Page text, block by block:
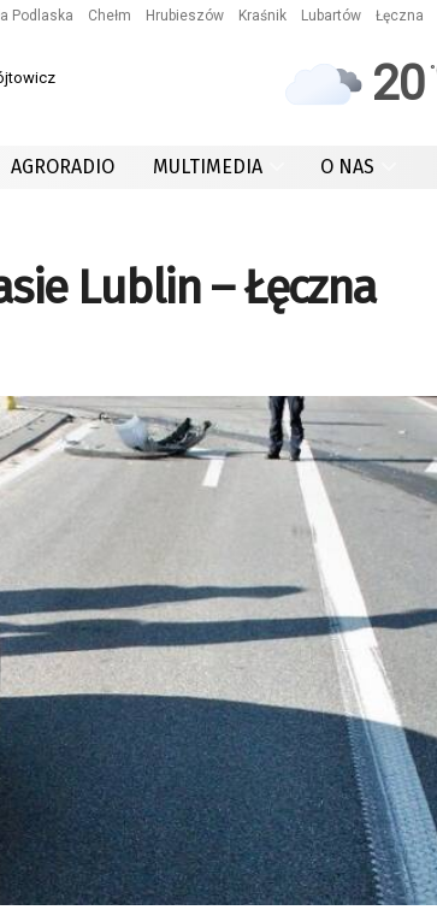
Podlaska Chełm Hrubieszów Kraśnik Lubartów Łęczna
20
AGRORADIO MULTIMEDIA O NAS
Lublin – Łęczna